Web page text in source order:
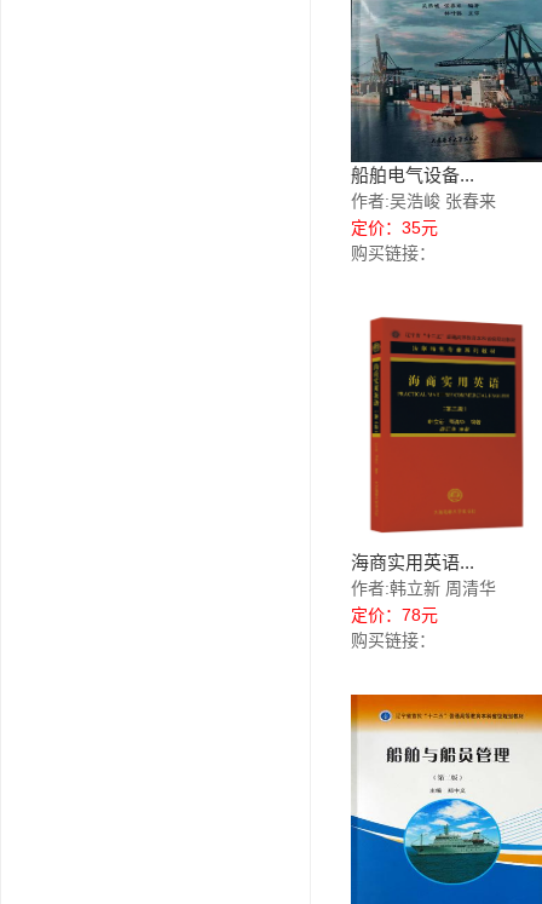
船舶电气设备...
作者:吴浩峻 张春来
定价：35元
购买链接：
海商实用英语...
作者:韩立新 周清华
定价：78元
购买链接：